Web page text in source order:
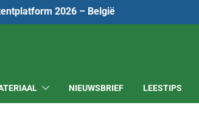
2026 – België
NIEUWSBRIEF LEESTIPS